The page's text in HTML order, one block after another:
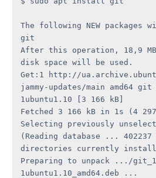
The following NEW
git
After this operation, 18,9
disk space will be used.
Get:1 http://
jammy-updates/main amd64
1ubuntu1.10 [3 166 kB]
Fetched 3 166 kB in 1s (4
Selecting previously
(Reading database ...
directories currently
Preparing to unpack .../
1ubuntu1.10_amd64.deb ...